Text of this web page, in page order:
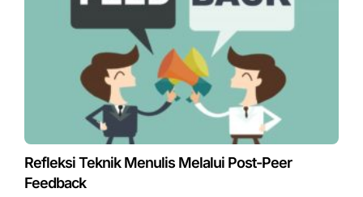
Refleksi Teknik Menulis Melalui Post-Peer
Feedback